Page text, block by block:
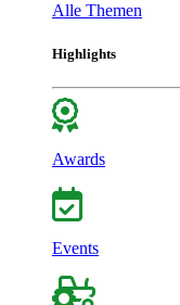
Alle Themen
Highlights
Awards
Events